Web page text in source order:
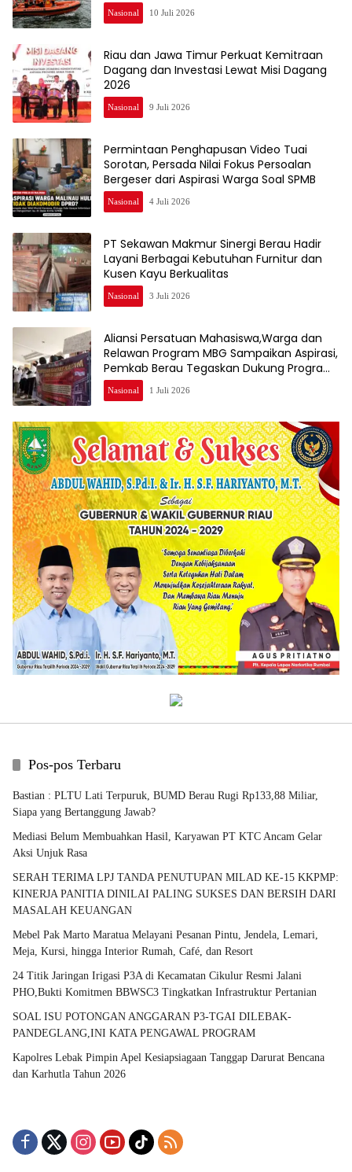
Nasional 10 Juli 2026
Riau dan Jawa Timur Perkuat Kemitraan
Dagang dan Investasi Lewat Misi Dagang
2026
Nasional 9 Juli 2026
Permintaan Penghapusan Video Tuai
Sorotan, Persada Nilai Fokus Persoalan
Bergeser dari Aspirasi Warga Soal SPMB
Nasional 4 Juli 2026
PT Sekawan Makmur Sinergi Berau Hadir
Layani Berbagai Kebutuhan Furnitur dan
Kusen Kayu Berkualitas
Nasional 3 Juli 2026
Aliansi Persatuan Mahasiswa,Warga dan
Relawan Program MBG Sampaikan Aspirasi,
Pemkab Berau Tegaskan Dukung Program
Nasional
Nasional 1 Juli 2026
Pos-pos Terbaru
Bastian : PLTU Lati Terpuruk, BUMD Berau Rugi Rp133,88 Miliar,
Siapa yang Bertanggung Jawab?
Mediasi Belum Membuahkan Hasil, Karyawan PT KTC Ancam Gelar
Aksi Unjuk Rasa
SERAH TERIMA LPJ TANDA PENUTUPAN MILAD KE-15 KKPMP:
KINERJA PANITIA DINILAI PALING SUKSES DAN BERSIH DARI
MASALAH KEUANGAN
Mebel Pak Marto Maratua Melayani Pesanan Pintu, Jendela, Lemari,
Meja, Kursi, hingga Interior Rumah, Café, dan Resort
24 Titik Jaringan Irigasi P3A di Kecamatan Cikulur Resmi Jalani
PHO,Bukti Komitmen BBWSC3 Tingkatkan Infrastruktur Pertanian
SOAL ISU POTONGAN ANGGARAN P3-TGAI DILEBAK-
PANDEGLANG,INI KATA PENGAWAL PROGRAM
Kapolres Lebak Pimpin Apel Kesiapsiagaan Tanggap Darurat Bencana
dan Karhutla Tahun 2026